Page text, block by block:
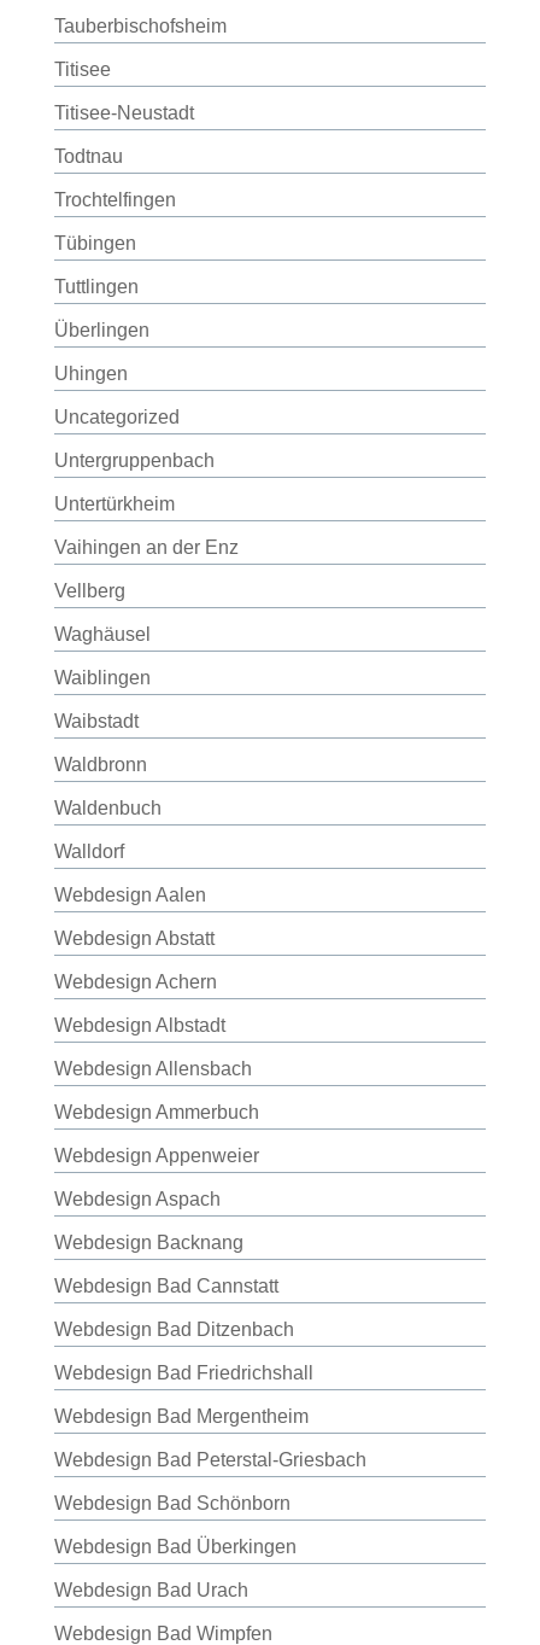
Tauberbischofsheim
Titisee
Titisee-Neustadt
Todtnau
Trochtelfingen
Tübingen
Tuttlingen
Überlingen
Uhingen
Uncategorized
Untergruppenbach
Untertürkheim
Vaihingen an der Enz
Vellberg
Waghäusel
Waiblingen
Waibstadt
Waldbronn
Waldenbuch
Walldorf
Webdesign Aalen
Webdesign Abstatt
Webdesign Achern
Webdesign Albstadt
Webdesign Allensbach
Webdesign Ammerbuch
Webdesign Appenweier
Webdesign Aspach
Webdesign Backnang
Webdesign Bad Cannstatt
Webdesign Bad Ditzenbach
Webdesign Bad Friedrichshall
Webdesign Bad Mergentheim
Webdesign Bad Peterstal-Griesbach
Webdesign Bad Schönborn
Webdesign Bad Überkingen
Webdesign Bad Urach
Webdesign Bad Wimpfen